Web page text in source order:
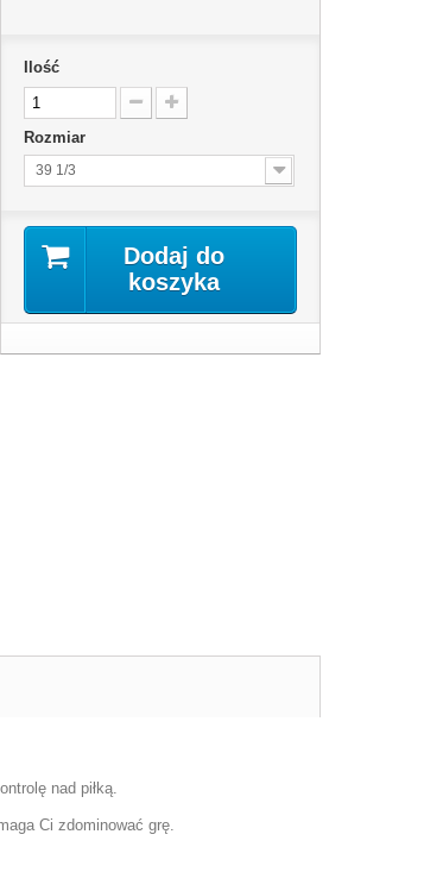
Ilość
Rozmiar
39 1/3
Dodaj do
koszyka
nad piłką.
Ci zdominować grę.